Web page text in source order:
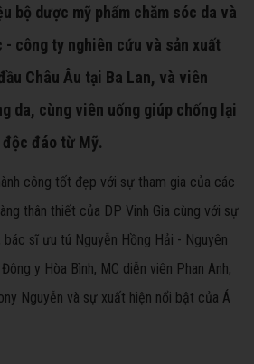
bộ dược mỹ phẩm chăm sóc da và
- công ty nghiên cứu và sản xuất
Châu Âu tại Ba Lan, và viên
da, cùng viên uống giúp chống lại
đáo từ Mỹ.
công tốt đẹp với sự tham gia của các
thân thiết của DP Vinh Gia cùng với sự
sĩ ưu tú Nguyễn Hồng Hải - Nguyên
y Hòa Bình, MC diễn viên Phan Anh,
Nguyễn và sự xuất hiện nổi bật của Á